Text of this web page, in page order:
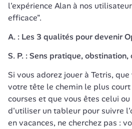
l'expérience Alan à nos
efficace".
A. : Les 3 qualités pour devenir
S. P. :Sens pratique, obstination,
Si vous adorez jouer à Tetris,
votre tête le chemin le plus
courses et que vous êtes celui
d'utiliser un tableur pour suivre
en vacances, ne cherchez pas :